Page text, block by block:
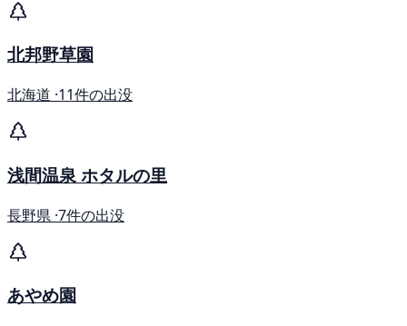
北邦野草園
北海道 ·11件の出没
浅間温泉 ホタルの里
長野県 ·7件の出没
あやめ園